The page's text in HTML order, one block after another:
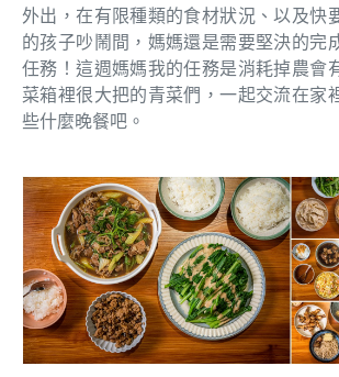
外出，在有限種類的食材狀況、以及快
的孩子吵鬧間，媽媽還是需要堅決的完
任務！這週媽媽我的任務是消耗掉農會
菜箱裡很大把的青菜們，一起交流在家
些什麼晚餐吧。